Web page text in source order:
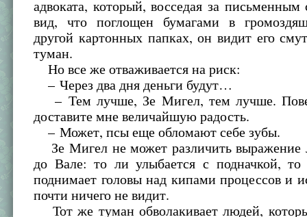
адвоката, который, восседая за письменным
вид, что поглощен бумагами в
другой картонных папках, он видит его
туман.
Но все же отваживается на риск:
– Через два дня деньги будут…
– Тем лучше, Зе Мигел, тем лучше.
доставите мне величайшую радость.
– Может, псы еще обломают себе зубы.
Зе Мигел не может различить выражение
до Вале: то ли улыбается с подначкой,
поднимает головы над кипами процессов и
почти ничего не видит.
Тот же туман обволакивает людей,